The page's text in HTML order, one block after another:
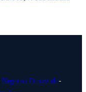
Negorivi Proizvodi -